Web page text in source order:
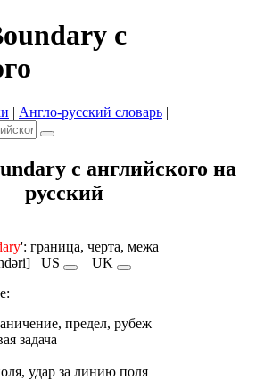
с
| Англо-русский словарь |
с английского на
русский
': граница, черта, межа
US
UK
предел, рубеж
задача
удар за линию поля